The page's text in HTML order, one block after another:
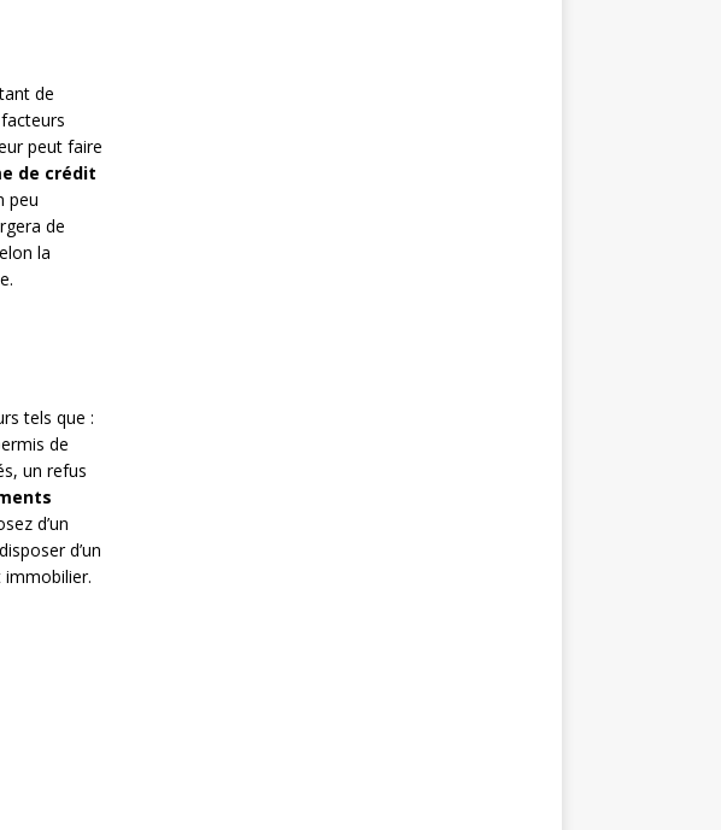
de
peut faire
de crédit
peu
de
la
tels que :
de
un refus
d’un
d’un
immobilier.